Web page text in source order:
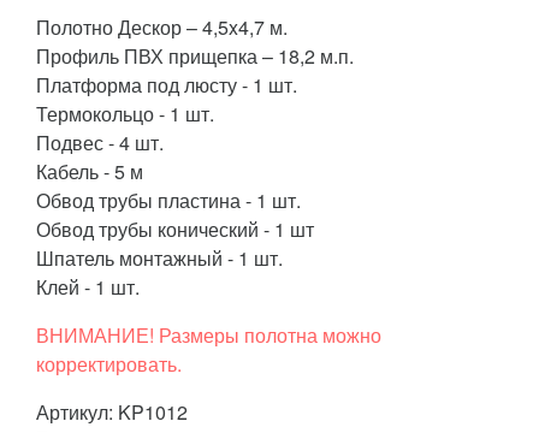
Полотно Дескор – 4,5x4,7 м.
Профиль ПВХ прищепка – 18,2 м.п.
Платформа под люсту - 1 шт.
Термокольцо - 1 шт.
Подвес - 4 шт.
Кабель - 5 м
Обвод трубы пластина - 1 шт.
Обвод трубы конический - 1 шт
Шпатель монтажный - 1 шт.
Клей - 1 шт.
ВНИМАНИЕ! Размеры полотна можно
корректировать.
Артикул: KP1012